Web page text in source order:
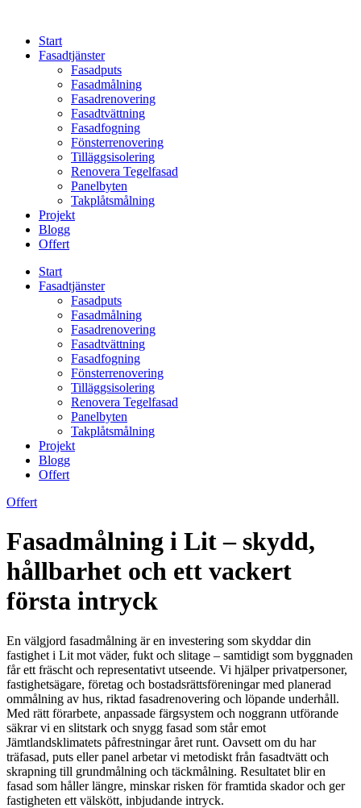
contentStart
Fasadtjänster
Fasadputs
Fasadmålning
Fasadrenovering
Fasadtvättning
Fasadfogning
Fönsterrenovering
Tilläggsisolering
Renovera Tegelfasad
Panelbyten
Takplåtsmålning
Projekt
Blogg
Offert
Start
Fasadtjänster
Fasadputs
Fasadmålning
Fasadrenovering
Fasadtvättning
Fasadfogning
Fönsterrenovering
Tilläggsisolering
Renovera Tegelfasad
Panelbyten
Takplåtsmålning
Projekt
Blogg
Offert
Offert
Fasadmålning i Lit – skydd,
hållbarhet och ett vackert
första intryck
En välgjord fasadmålning är en investering som skyddar din
fastighet i Lit mot väder, fukt och slitage – samtidigt som byggnaden
får ett fräscht och representativt utseende. Vi hjälper privatpersoner,
fastighetsägare, företag och bostadsrättsföreningar med planerad
ommålning av hus, riktad fasadrenovering och löpande underhåll.
Med rätt förarbete, anpassade färgsystem och noggrann utförande
säkrar vi en slitstark och snygg fasad som står emot
Jämtlandsklimatets påfrestningar året runt. Oavsett om du har
träfasad, puts eller panel arbetar vi metodiskt från fasadtvätt och
skrapning till grundmålning och täckmålning. Resultatet blir en
fasad som håller längre, minskar risken för framtida skador och ger
fastigheten ett välskött, inbjudande intryck.